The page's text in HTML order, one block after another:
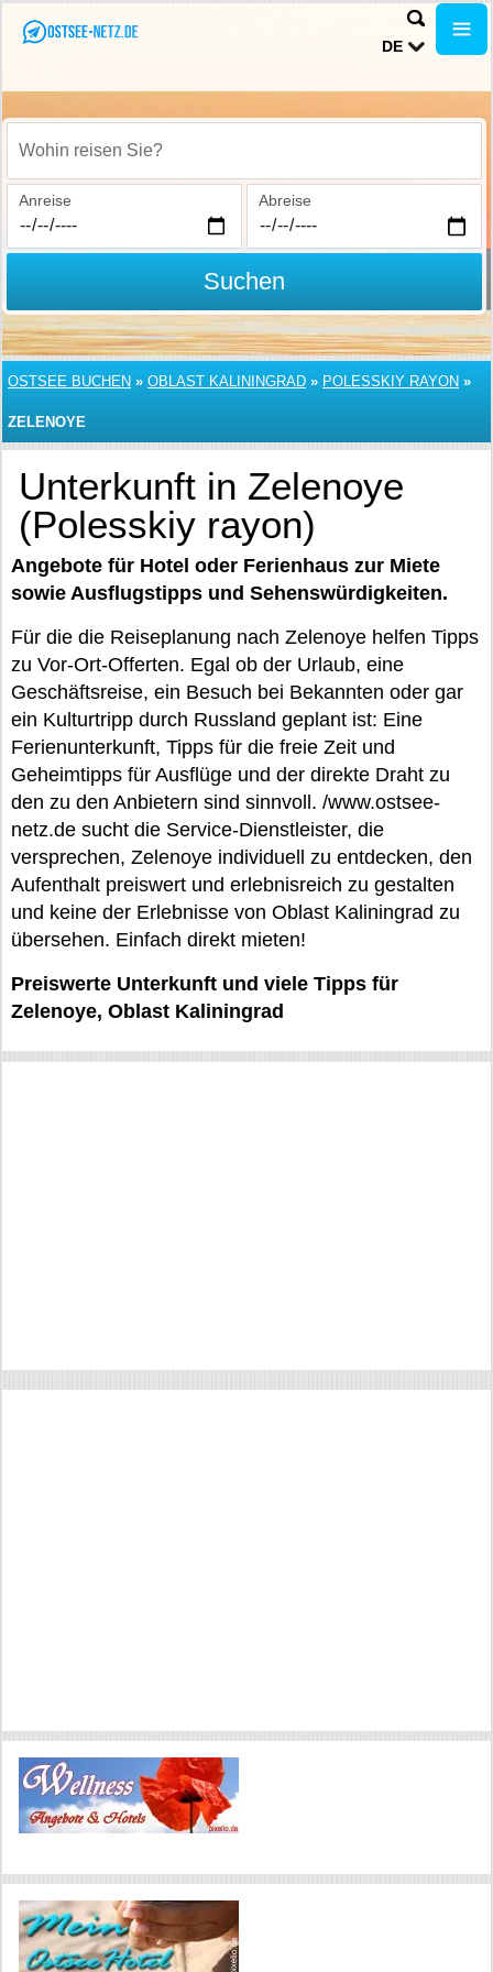
DE
Wohin reisen Sie?
Anreise Abreise
Suchen
OSTSEE BUCHEN » OBLAST KALININGRAD » POLESSKIY RAYON »
ZELENOYE
Unterkunft in Zelenoye
(Polesskiy rayon)
Angebote für Hotel oder Ferienhaus zur Miete
sowie Ausflugstipps und Sehenswürdigkeiten.
Für die die Reiseplanung nach Zelenoye helfen Tipps
zu Vor-Ort-Offerten. Egal ob der Urlaub, eine
Geschäftsreise, ein Besuch bei Bekannten oder gar
ein Kulturtripp durch Russland geplant ist: Eine
Ferienunterkunft, Tipps für die freie Zeit und
Geheimtipps für Ausflüge und der direkte Draht zu
den zu den Anbietern sind sinnvoll. /www.ostsee-
netz.de sucht die Service-Dienstleister, die
versprechen, Zelenoye individuell zu entdecken, den
Aufenthalt preiswert und erlebnisreich zu gestalten
und keine der Erlebnisse von Oblast Kaliningrad zu
übersehen. Einfach direkt mieten!
Preiswerte Unterkunft und viele Tipps für
Zelenoye, Oblast Kaliningrad